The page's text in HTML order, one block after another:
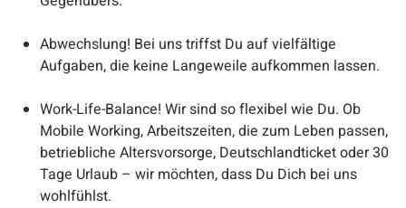
Abwechslung! Bei uns triffst Du auf vielfältige
Aufgaben, die keine Langeweile aufkommen lassen.
Work-Life-Balance! Wir sind so flexibel wie Du. Ob
Mobile Working, Arbeitszeiten, die zum Leben passen,
betriebliche Altersvorsorge, Deutschlandticket oder 30
Tage Urlaub – wir möchten, dass Du Dich bei uns
wohlfühlst.